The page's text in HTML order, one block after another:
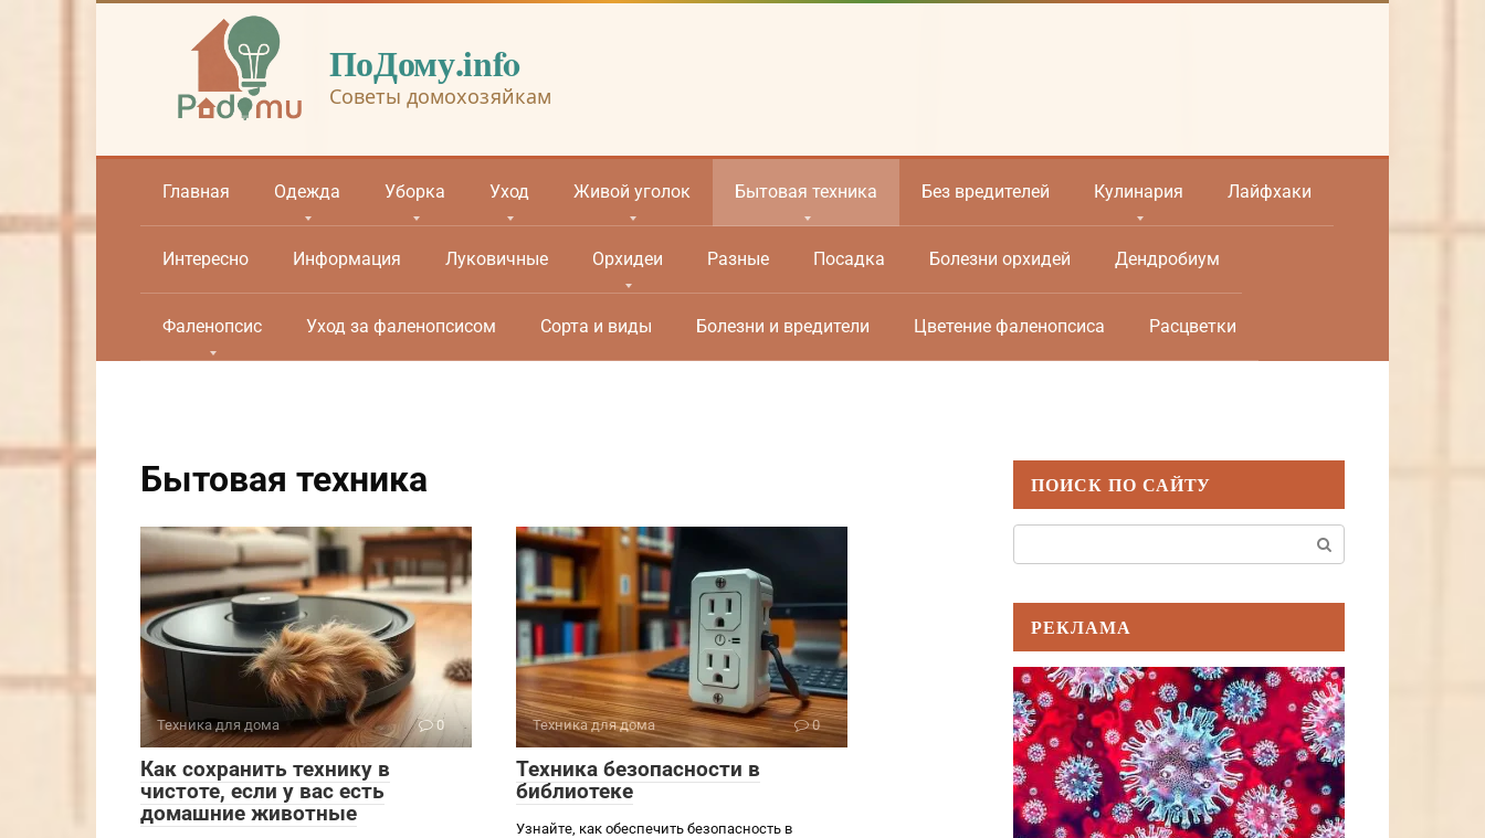
ПоДому.info
Советы домохозяйкам
Главная Одежда Уборка Уход Живой уголок Бытовая техника Без вредителей Кулинария Лайфхаки
Интересно Информация Луковичные Орхидеи Разные Посадка Болезни орхидей Дендробиум
Фаленопсис Уход за фаленопсисом Сорта и виды Болезни и вредители Цветение фаленопсиса Расцветки
Бытовая техника
Техника для дома 0
Как сохранить технику в
чистоте, если у вас есть
домашние животные
Техника для дома 0
Техника безопасности в
библиотеке
Узнайте, как обеспечить безопасность в
ПОИСК ПО САЙТУ
РЕКЛАМА